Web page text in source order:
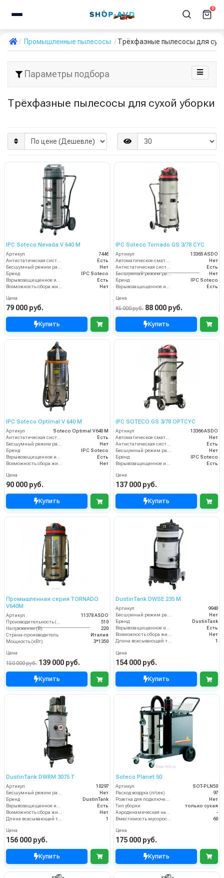
0
Промышленные пылесосы Трёхфазные пылесосы для
Параметры подбора
Трёхфазные пылесосы для сухой уборки
IPC Soteco Nevada V 640 M
Артикул
7446
Есть
Нет
Бренд
IPC Soteco
Есть
Нет
Цена
79 000 руб.
Купить
IPC Soteco Tornado GS 3/78 CYC
Артикул
13365 ASDO
Нет
Есть
Бесшумный режим работы
Нет
Бренд
IPC Soteco
Есть
Цена
95 000 руб. 88 000 руб.
Купить
IPC Soteco Optimal V 640 M
Артикул
Soteco Optimal V640 M
Антистатическая система
Есть
Бесшумный режим работы
Нет
Бренд
IPC Soteco
Взрывозащищенное исполнение
Есть
Возможность сбора жидкой грязи
Нет
Цена
90 000 руб.
Купить
IPC SOTECO GS 3/78 OPTCYC
Артикул
13366 ASDO
Автоматическое сматывание кабеля
Нет
Антистатическая система
Есть
Бесшумный режим работы
Нет
Бренд
IPC Soteco
Взрывозащищенное исполнение
Есть
Цена
137 000 руб.
Купить
Промышленная серия TORNADO
V640M
Артикул
11378 ASDO
Производительность (м3/час)
510
Напряжение (В)
220
Страна-производитель
Италия
Мощность (кВт)
3*1350
Цена
150 000 руб. 139 000 руб.
Купить
DustinTank DWSE 235 M
Артикул
9940
Бесшумный режим работы
Нет
Бренд
DustinTank
Взрывозащищенное исполнение
Есть
Возможность сбора жидкой грязи
Нет
Длина всасывающей трубки
1
Цена
154 000 руб.
Купить
DustinTank DWRM 3075 T
Артикул
10297
Нет
Бренд
DustinTank
Есть
Нет
1
Цена
156 000 руб.
Купить
Soteco Planet 50
Артикул
SOT-PLN50
Расход воздуха (л/сек)
97
Нет
Тип уборки
только сухая
-
60
Цена
175 000 руб.
Купить